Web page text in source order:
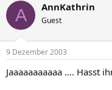
A AnnKathrin
Guest
9 Dezember 2003
Jaaaaaaaaaaa .... Hasst